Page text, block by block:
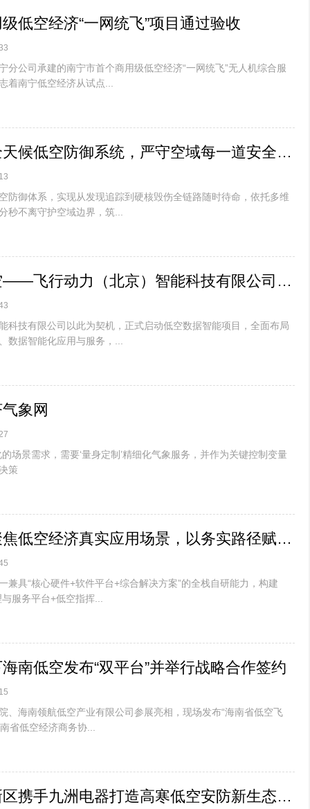
低空经济“一网统飞”项目通过验收
分公司承建的南宁市首个商用级低空经济“一网统飞”无人机综合服
着南宁低空经济从试点...
西安知语云全天候低空防御系统，严守空域每一道安全关口
防御体系，实现从发现追踪到硬核毁伤全链路随时待命，依托多维
秒不离守护空域边界，筑...
数据驱动低空——飞行动力（北京）智能科技有限公司低空数据智能项目战略布局
科技有限公司以此为契机，正式启动低空数据智能项目，全面布局
数据智能化应用与服务，...
象网
场景需求，需要‘量身定制’精细化气象服务，并作为关键控制变量
策
纵横股份：聚焦低空经济真实应用场景，以务实路径赋能新兴支柱产业发展
兼具“核心硬件+软件平台+综合解决方案”的全栈自研能力，构建
服务平台+低空指挥...
南低空发布“双平台”并举行战略合作签约
、海南领航低空产业有限公司参展亮相，现场发布“海南省低空飞
省低空经济商务协...
长春净月高新区携手九洲电器打造高寒低空安防新生态赋能低空经济安全高质量发展